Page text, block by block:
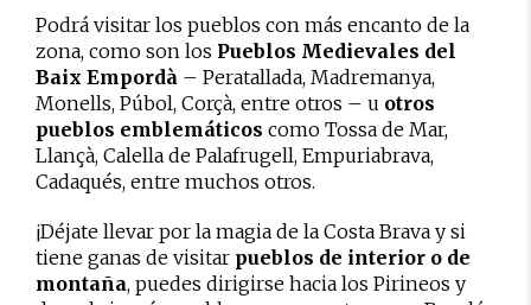
Podrá visitar los pueblos con más encanto de la
zona, como son los Pueblos Medievales del
Baix Empordà – Peratallada, Madremanya,
Monells, Púbol, Corçà, entre otros – u otros
pueblos emblemáticos como Tossa de Mar,
Llançà, Calella de Palafrugell, Empuriabrava,
Cadaqués, entre muchos otros.
¡Déjate llevar por la magia de la Costa Brava y si
tiene ganas de visitar pueblos de interior o de
montaña, puedes dirigirse hacia los Pirineos y